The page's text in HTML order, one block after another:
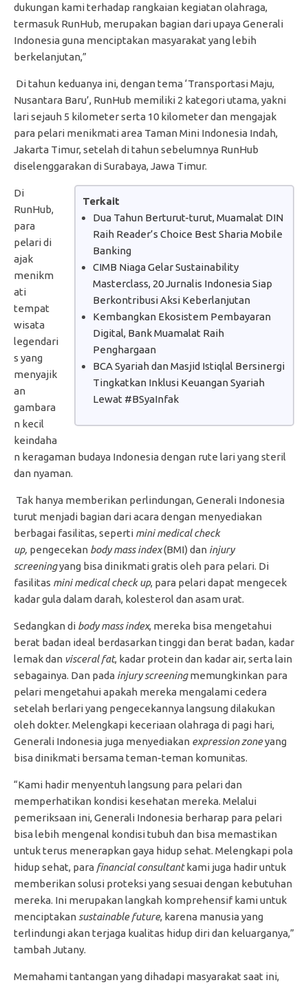
dukungan kami terhadap rangkaian kegiatan olahraga,
termasuk RunHub, merupakan bagian dari upaya Generali
Indonesia guna menciptakan masyarakat yang lebih
berkelanjutan,”
Di tahun keduanya ini, dengan tema ‘Transportasi Maju,
Nusantara Baru’, RunHub memiliki 2 kategori utama, yakni
lari sejauh 5 kilometer serta 10 kilometer dan mengajak
para pelari menikmati area Taman Mini Indonesia Indah,
Jakarta Timur, setelah di tahun sebelumnya RunHub
diselenggarakan di Surabaya, Jawa Timur.
Terkait
Dua Tahun Berturut-turut, Muamalat DIN
Raih Reader’s Choice Best Sharia Mobile
Banking
CIMB Niaga Gelar Sustainability
Masterclass, 20 Jurnalis Indonesia Siap
Berkontribusi Aksi Keberlanjutan
Kembangkan Ekosistem Pembayaran
Digital, Bank Muamalat Raih
Penghargaan
BCA Syariah dan Masjid Istiqlal Bersinergi
Tingkatkan Inklusi Keuangan Syariah
Lewat #BSyaInfak
Di
RunHub,
para
pelari di
ajak
menikm
ati
tempat
wisata
legendari
s yang
menyajik
an
gambara
n kecil
keindaha
n keragaman budaya Indonesia dengan rute lari yang steril
dan nyaman.
Tak hanya memberikan perlindungan, Generali Indonesia
turut menjadi bagian dari acara dengan menyediakan
berbagai fasilitas, seperti mini medical check
up, pengecekan body mass index(BMI) dan injury
screeningyang bisa dinikmati gratis oleh para pelari. Di
fasilitas mini medical check up, para pelari dapat mengecek
kadar gula dalam darah, kolesterol dan asam urat.
Sedangkan di body mass index, mereka bisa mengetahui
berat badan ideal berdasarkan tinggi dan berat badan, kadar
lemak dan visceral fat, kadar protein dan kadar air, serta lain
sebagainya. Dan pada injury screeningmemungkinkan para
pelari mengetahui apakah mereka mengalami cedera
setelah berlari yang pengecekannya langsung dilakukan
oleh dokter. Melengkapi keceriaan olahraga di pagi hari,
Generali Indonesia juga menyediakan expression zoneyang
bisa dinikmati bersama teman-teman komunitas.
“Kami hadir menyentuh langsung para pelari dan
memperhatikan kondisi kesehatan mereka. Melalui
pemeriksaan ini, Generali Indonesia berharap para pelari
bisa lebih mengenal kondisi tubuh dan bisa memastikan
untuk terus menerapkan gaya hidup sehat. Melengkapi pola
hidup sehat, para financial consultantkami juga hadir untuk
memberikan solusi proteksi yang sesuai dengan kebutuhan
mereka. Ini merupakan langkah komprehensif kami untuk
menciptakan sustainable future, karena manusia yang
terlindungi akan terjaga kualitas hidup diri dan keluarganya,”
tambah Jutany.
Memahami tantangan yang dihadapi masyarakat saat ini,